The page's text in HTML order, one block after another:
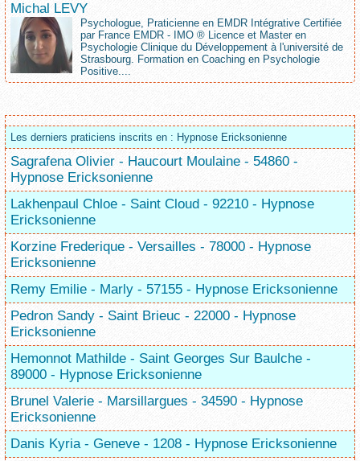
Michal LEVY
Psychologue, Praticienne en EMDR Intégrative Certifiée
par France EMDR - IMO ® Licence et Master en
Psychologie Clinique du Développement à l'université de
Strasbourg. Formation en Coaching en Psychologie
Positive....
Les derniers praticiens inscrits en : Hypnose Ericksonienne
Sagrafena Olivier - Haucourt Moulaine - 54860 -
Hypnose Ericksonienne
Lakhenpaul Chloe - Saint Cloud - 92210 - Hypnose
Ericksonienne
Korzine Frederique - Versailles - 78000 - Hypnose
Ericksonienne
Remy Emilie - Marly - 57155 - Hypnose Ericksonienne
Pedron Sandy - Saint Brieuc - 22000 - Hypnose
Ericksonienne
Hemonnot Mathilde - Saint Georges Sur Baulche -
89000 - Hypnose Ericksonienne
Brunel Valerie - Marsillargues - 34590 - Hypnose
Ericksonienne
Danis Kyria - Geneve - 1208 - Hypnose Ericksonienne